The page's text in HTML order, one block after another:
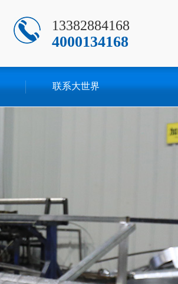
13382884168
4000134168
联系大世界